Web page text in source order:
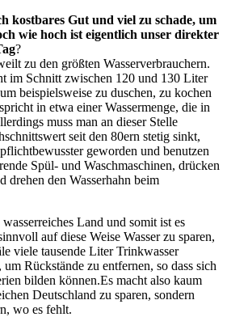
kostbares Gut und viel zu schade, um
wie hoch ist eigentlich unser direkter
?
zu den größten Wasserverbrauchern.
im Schnitt zwischen 120 und 130 Liter
beispielsweise zu duschen, zu kochen
in etwa einer Wassermenge, die in
muss man an dieser Stelle
seit den 80ern stetig sinkt,
geworden und benutzen
Spül- und Waschmaschinen, drücken
drehen den Wasserhahn beim
Land und somit ist es
auf diese Weise Wasser zu sparen,
viele tausende Liter Trinkwasser
Rückstände zu entfernen, so dass sich
bilden können.Es macht also kaum
Deutschland zu sparen, sondern
wo es fehlt.